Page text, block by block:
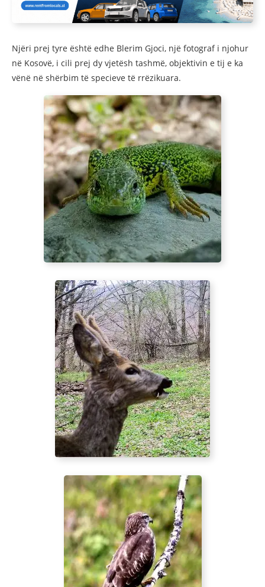
Njëri prej tyre është edhe Blerim Gjoci, një fotograf i njohur
në Kosovë, i cili prej dy vjetësh tashmë, objektivin e tij e ka
vënë në shërbim të specieve të rrëzikuara.